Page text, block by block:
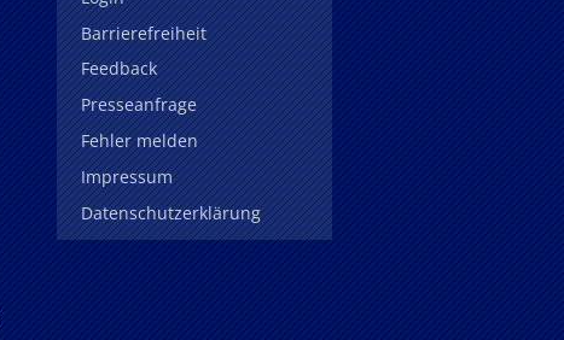
Barrierefreiheit
Feedback
Presseanfrage
Fehler melden
Impressum
Datenschutzerklärung